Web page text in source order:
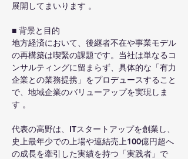
展開してまいります 。
■ 背景と目的
地方経済において、後継者不在や事業モデル
の再構築は喫緊の課題です。当社は単なるコ
ンサルティングに留まらず、具体的な「有力
企業との業務提携」をプロデュースすること
で、地域企業のバリューアップを実現しま
す 。
代表の高野は、ITスタートアップを創業し、
史上最年少での上場や連結売上100億円超へ
の成長を牽引した実績を持つ「実践者」で